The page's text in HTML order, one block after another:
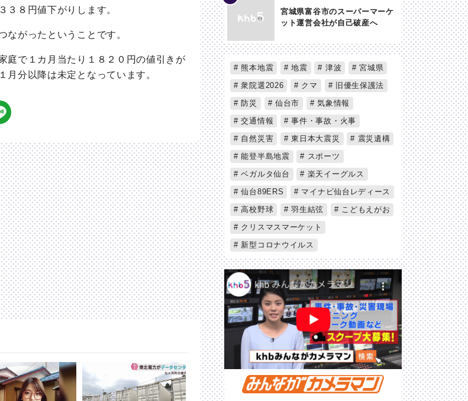
３８円値下がりします。
がったということです。
で１カ月当たり１８２０円の値引きが
分以降は未定となっています。
宮城県富谷市のスーパーマーケ
ット運営会社が自己破産へ
熊本地震 地震 津波
宮城県
衆院選2026
クマ
旧優生保護法
防災
仙台市
気象情報
交通情報
事件・事故・火事
自然災害
東日本大震災
震災遺構
能登半島地震
スポーツ
ベガルタ仙台
楽天イーグルス
仙台89ERS
マイナビ仙台レディース
高校野球
羽生結弦
こどもえがお
クリスマスマーケット
新型コロナウイルス